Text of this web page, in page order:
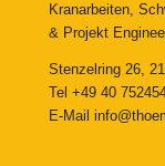
Kranarbeiten,
& Projekt
Stenzelring 26,
Tel +49 40
E-Mail